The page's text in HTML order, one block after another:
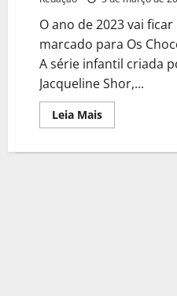
O ano de 2023 vai ficar
marcado para Os
A série infantil criada
Jacqueline Shor,...
Leia Mais